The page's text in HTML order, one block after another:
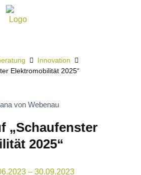
Innovation
Elektromobilität 2025“
von Webenau
„Schaufenster
2025“
– 30.09.2023